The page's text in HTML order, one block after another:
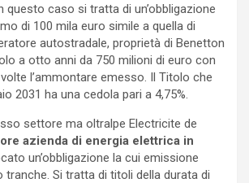
questo caso si tratta di un’obbligazione
di 100 mila euro simile a quella di
autostradale, proprietà di Benetton
a otto anni da 750 milioni di euro con
l’ammontare emesso. Il Titolo che
2031 ha una cedola pari a 4,75%.
settore ma oltralpe Electricite de
azienda di energia elettrica in
un’obbligazione la cui emissione
tranche. Si tratta di titoli della durata di